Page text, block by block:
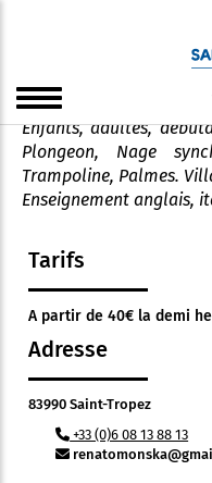
Leçons de
Maître-Nageur diplômé.
Enfants, adultes,
Plongeon, Nage
Trampoline, Palmes.
Enseignement anglais,
Tarifs
A partir de 40€ la demi
Adresse
83990 Saint-Tropez
+33 (0)6 08 13 88 13